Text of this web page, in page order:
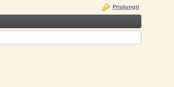
Prisijungti